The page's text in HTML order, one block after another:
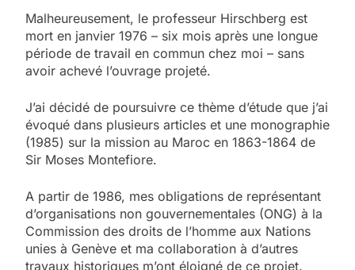
Malheureusement, le professeur Hirschberg est
mort en janvier 1976 – six mois après une longue
période de travail en commun chez moi – sans
avoir achevé l’ouvrage projeté.
J’ai décidé de poursuivre ce thème d’étude que j’ai
évoqué dans plusieurs articles et une monographie
(1985) sur la mission au Maroc en 1863-1864 de
Sir Moses Montefiore.
A partir de 1986, mes obligations de représentant
d’organisations non gouvernementales (ONG) à la
Commission des droits de l’homme aux Nations
unies à Genève et ma collaboration à d’autres
travaux historiques m’ont éloigné de ce projet.